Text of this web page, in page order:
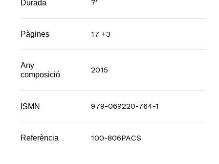
Durada 7'
Pàgines 17 +3
Any
composició
2015
ISMN 979-069220-764-1
Referència 100-806PACS